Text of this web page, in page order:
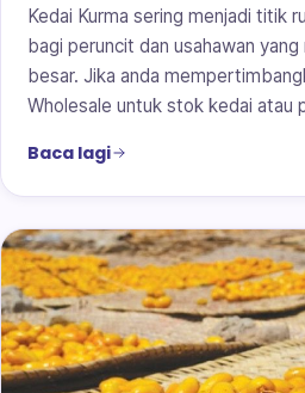
Kedai Kurma sering menjadi titik
bagi peruncit dan usahawan
besar. Jika anda
Wholesale untuk stok kedai atau
Baca lagi